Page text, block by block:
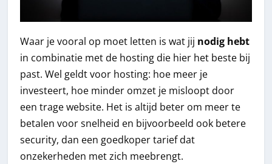
Waar je vooral op moet letten is wat jij nodig hebt
in combinatie met de hosting die hier het beste bij
past. Wel geldt voor hosting: hoe meer je
investeert, hoe minder omzet je misloopt door
een trage website. Het is altijd beter om meer te
betalen voor snelheid en bijvoorbeeld ook betere
security, dan een goedkoper tarief dat
onzekerheden met zich meebrengt.